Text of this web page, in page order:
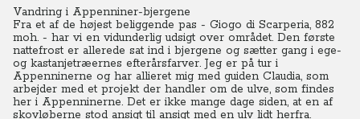
Vandring i Appenniner-bjergene
Fra et af de højest beliggende pas - Giogo di Scarperia, 882
moh. - har vi en vidunderlig udsigt over området. Den første
nattefrost er allerede sat ind i bjergene og sætter gang i ege-
og kastanjetræernes efterårsfarver. Jeg er på tur i
Appenninerne og har allieret mig med guiden Claudia, som
arbejder med et projekt der handler om de ulve, som findes
her i Appenninerne. Det er ikke mange dage siden, at en af
skovløberne stod ansigt til ansigt med en ulv lidt herfra.